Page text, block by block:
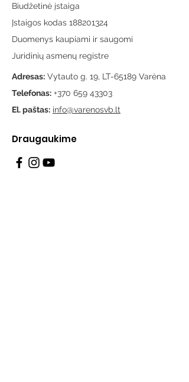
Biudžetinė įstaiga
Įstaigos kodas 188201324
Duomenys kaupiami ir saugomi
Juridinių asmenų registre
Adresas: Vytauto g. 19, LT-65189 Varėna
Telefonas: +370 659 43303
El. paštas: info@varenosvb.lt
Draugaukime